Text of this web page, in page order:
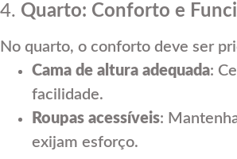
4. Quarto: Conforto e
No quarto, o conforto deve ser
Cama de altura adequada:
facilidade.
Roupas acessíveis:
exijam esforço.